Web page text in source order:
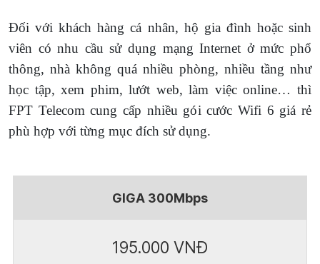
Đối với khách hàng cá nhân, hộ gia đình hoặc sinh
viên có nhu cầu sử dụng mạng Internet ở mức phổ
thông, nhà không quá nhiều phòng, nhiều tầng như
học tập, xem phim, lướt web, làm việc online… thì
FPT Telecom cung cấp nhiều gói cước Wifi 6 giá rẻ
phù hợp với từng mục đích sử dụng.
GIGA 300Mbps
195.000 VNĐ